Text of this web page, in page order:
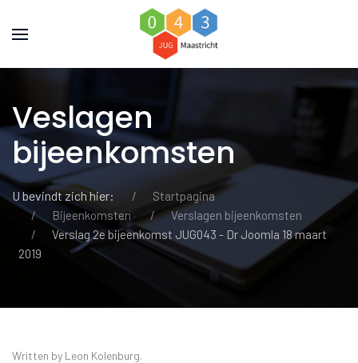
Veslagen
bijeenkomsten
U bevindt zich hier:
Startpagina
Bijeenkomsten
Verslagen bijeenkomsten
Verslag 2e bijeenkomst JUG043 - Dr Joomla 18 maart
2019
Written by Leon Kolenburg.